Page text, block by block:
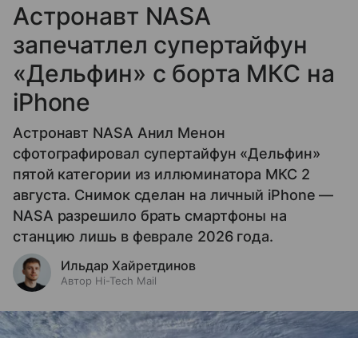
Астронавт NASA
запечатлел супертайфун
«Дельфин» с борта МКС на
iPhone
Астронавт NASA Анил Менон
сфотографировал супертайфун «Дельфин»
пятой категории из иллюминатора МКС 2
августа. Снимок сделан на личный iPhone —
NASA разрешило брать смартфоны на
станцию лишь в феврале 2026 года.
Ильдар Хайретдинов
Автор Hi-Tech Mail